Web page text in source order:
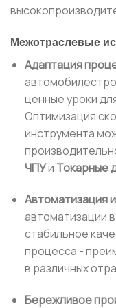
Межотраслевые
Адаптация
ценные уроки
Оптимизация
инструмента
ЧПУи Токарные
Автоматизация
автоматизации
стабильное
процесса -
в различных
Бережливое